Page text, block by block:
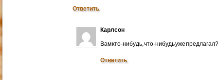
Ответить
Карлсон
Вам кто-нибудь, что-нибудь уже
Ответить